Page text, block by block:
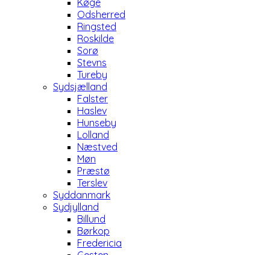
Køge
Odsherred
Ringsted
Roskilde
Sorø
Stevns
Tureby
Sydsjælland
Falster
Haslev
Hunseby
Lolland
Næstved
Møn
Præstø
Terslev
Syddanmark
Sydjylland
Billund
Børkop
Fredericia